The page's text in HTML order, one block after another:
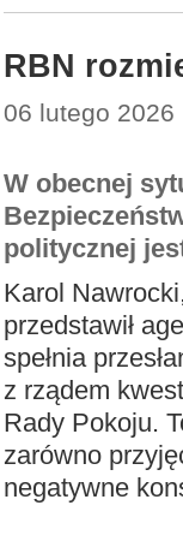
RBN
06 lutego 2026
W obecnej
politycznej
Karol
przedstawił
spełnia
z rządem
Rady Pokoju.
zarówno
negatywne